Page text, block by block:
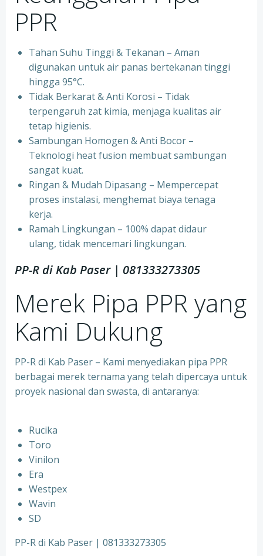
PPR
Tahan Suhu Tinggi & Tekanan – Aman
digunakan untuk air panas bertekanan tinggi
hingga 95°C.
⁠Tidak Berkarat & Anti Korosi – Tidak
terpengaruh zat kimia, menjaga kualitas air
tetap higienis.
⁠Sambungan Homogen & Anti Bocor –
Teknologi heat fusion membuat sambungan
sangat kuat.
⁠Ringan & Mudah Dipasang – Mempercepat
proses instalasi, menghemat biaya tenaga
kerja.
⁠Ramah Lingkungan – 100% dapat didaur
ulang, tidak mencemari lingkungan.
PP-R di Kab Paser | 081333273305
Merek Pipa PPR yang
Kami Dukung
PP-R di Kab Paser – Kami menyediakan pipa PPR
berbagai merek ternama yang telah dipercaya untuk
proyek nasional dan swasta, di antaranya:
Rucika
⁠Toro
⁠Vinilon
⁠Era
⁠Westpex
⁠Wavin
⁠SD
PP-R di Kab Paser | 081333273305